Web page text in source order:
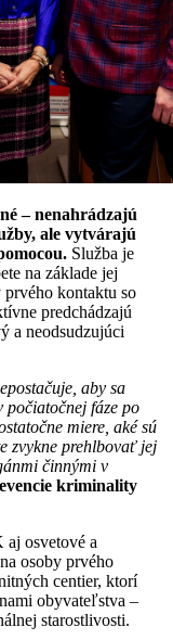
– nenahrádzajú
ale vytvárajú
Služba je
na základe jej
prvého kontaktu so
predchádzajú
a neodsudzujúci
aby sa
počiatočnej fáze po
miere, aké sú
zvykne prehlbovať jej
činnými v
kriminality
osvetové a
osoby prvého
centier, ktorí
obyvateľstva –
starostlivosti.